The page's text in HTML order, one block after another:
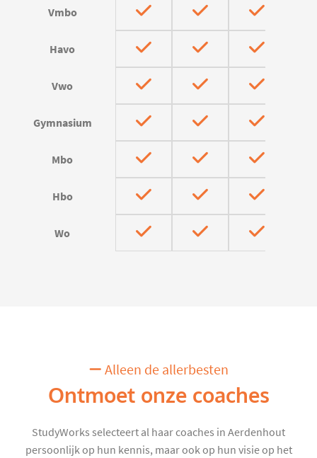
Vmbo
Havo
Vwo
Gymnasium
Mbo
Hbo
Wo
Alleen de allerbesten
Ontmoet onze coaches
StudyWorks selecteert al haar coaches in Aerdenhout
persoonlijk op hun kennis, maar ook op hun visie op het